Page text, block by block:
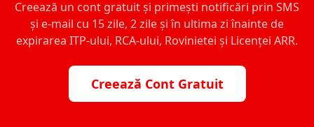
Creează un cont gratuit și primești notificări prin SMS
și e-mail cu 15 zile, 2 zile și în ultima zi înainte de
expirarea ITP-ului, RCA-ului, Rovinietei și Licenței ARR.
Creează Cont Gratuit